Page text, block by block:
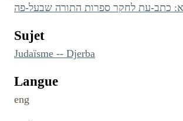
כתב-עת לחקר ספרות התורה שבעל-פה
Sujet
Judaïsme -- Djerba
Langue
eng